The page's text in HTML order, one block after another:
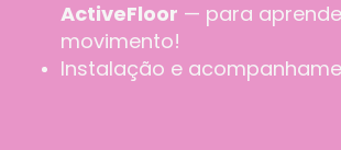
ActiveFloor — para
movimento!
Instalação e